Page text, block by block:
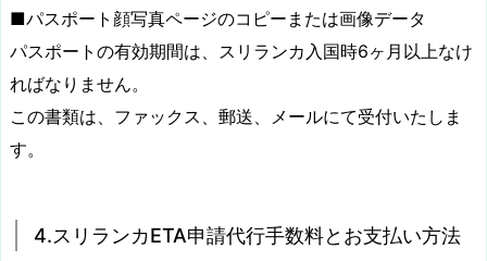
■パスポート顔写真ページのコピーまたは画像データ
パスポートの有効期間は、スリランカ入国時6ヶ月以上なけ
ればなりません。
この書類は、ファックス、郵送、メールにて受付いたしま
す。
4.スリランカETA申請代行手数料とお支払い方法